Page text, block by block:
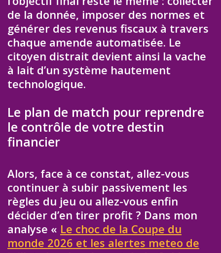
de la donnée, imposer des normes et
générer des revenus fiscaux à travers
chaque amende automatisée. Le
citoyen distrait devient ainsi la vache
à lait d’un système hautement
technologique.
Le plan de match pour reprendre
le contrôle de votre destin
financier
Alors, face à ce constat, allez-vous
continuer à subir passivement les
règles du jeu ou allez-vous enfin
décider d’en tirer profit ? Dans mon
analyse « Le choc de la Coupe du
monde 2026 et les alertes meteo de